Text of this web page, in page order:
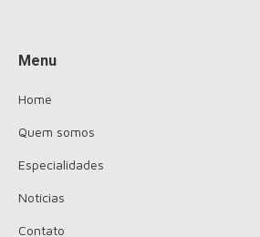
Menu
Home
Quem somos
Especialidades
Notícias
Contato